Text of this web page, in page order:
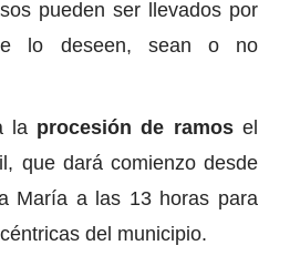
pueden ser llevados por
lo deseen, sean o no
la procesión de ramosel
que dará comienzo desde
María a las 13 horas para
del municipio.